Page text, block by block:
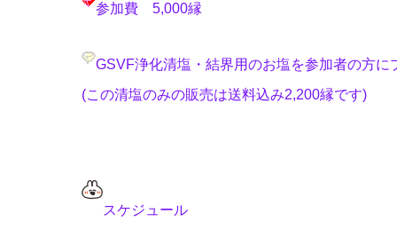
参加費 5,000縁
GSVF浄化清塩・結界用のお塩を参加者の方に
(この清塩のみの販売は送料込み2,200縁です)
スケジュール